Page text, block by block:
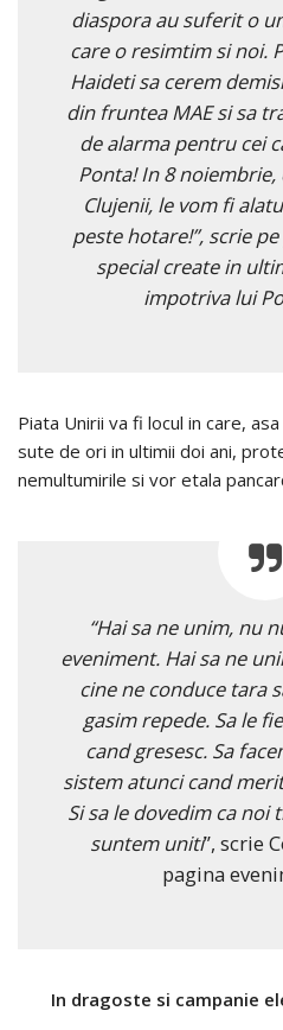
diaspora au suferit o
care o resimtim si noi.
Haideti sa cerem
din fruntea MAE si sa
de alarma pentru cei
Ponta! In 8 noiembrie,
Clujenii, le vom fi
peste hotare!”, scrie
special create in
impotriva lui
Piata Unirii va fi locul in care,
sute de ori in ultimii doi ani,
nemultumirile si vor etala
“Hai sa ne unim, nu
eveniment. Hai sa ne
cine ne conduce tara
gasim repede. Sa le
cand gresesc. Sa
sistem atunci cand
Si sa le dovedim ca noi
suntem uniti”, scrie
pagina
In dragoste si campanie